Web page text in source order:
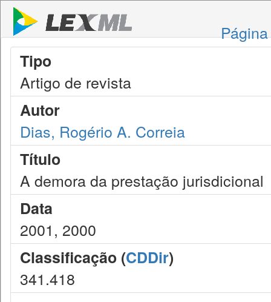
Tipo
Artigo de revista
Autor
Dias, Rogério A. Correia
Título
A demora da prestação jurisdicional
Data
2001, 2000
Classificação (CDDir)
341.418